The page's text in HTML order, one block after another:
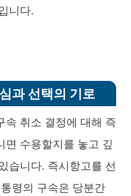
니다.
과 선택의 기로
속 취소 결정에 대해 즉
면 수용할지를 놓고 깊
습니다. 즉시항고를 선
령의 구속은 당분간